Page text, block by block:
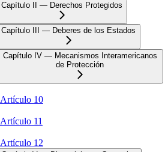
Capítulo II — Derechos Protegidos
Capítulo III — Deberes de los Estados
Capítulo IV — Mecanismos Interamericanos
de Protección
Artículo 10
Artículo 11
Artículo 12